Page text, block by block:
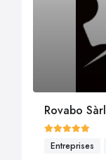
Rovabo Sàrl
Entreprises